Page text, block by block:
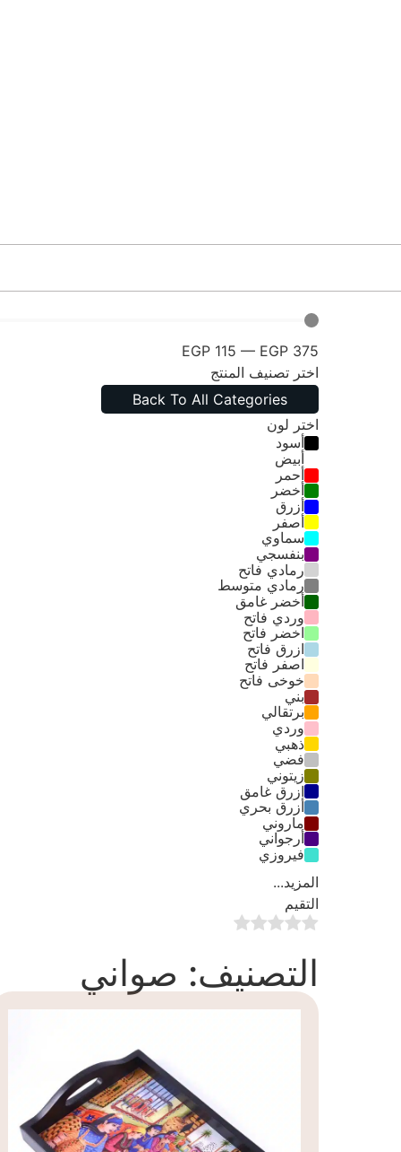
EGP 115 — EGP 375
اختر تصنيف المنتج
Back To All Categories
اختر لون
أسود
أبيض
أحمر
أخضر
أزرق
أصفر
سماوي
بنفسجي
رمادي فاتح
رمادي متوسط
أخضر غامق
وردي فاتح
اخضر فاتح
ازرق فاتح
اصفر فاتح
خوخى فاتح
بني
برتقالي
وردي
ذهبي
فضي
زيتوني
ازرق غامق
أزرق بحري
ماروني
أرجواني
فيروزي
المزيد...
التقيم
التصنيف: صواني